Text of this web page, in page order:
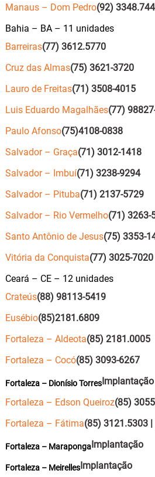
Manaus – Dom Pedro(92)
Bahia – BA – 11 unidades
Barreiras(77) 3612.5770
Cruz das Almas(75) 3621-3720
Lauro de Freitas(71) 3508-4015
Luis Eduardo Magalhães(77)
Paulo Afonso(75)4108-0838
Salvador – Graça(71) 3012-1418
Salvador – Imbuí(71) 3238-9294
Salvador – Pituba(71) 2137-5729
Salvador – Rio Vermelho(71) 3263-
Santo Antônio de Jesus(75) 3353-
Vitória da Conquista(77) 3025-7020
Ceará – CE – 12 unidades
Crateús(88) 98113-5419
Eusébio(85)2181.6809
Fortaleza – Aldeota(85) 2181.0005
Fortaleza – Cocó(85) 3093-6267
Fortaleza – Dionísio TorresImplantação
Fortaleza – Edson Queiroz(85)
Fortaleza – Fátima(85) 3121.5303
Fortaleza – MarapongaImplantação
Fortaleza – MeirellesImplantação